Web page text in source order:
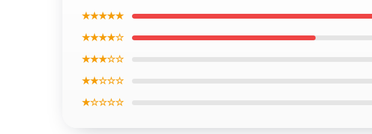
★★★★★
★★★★☆
★★★☆☆
★★☆☆☆
★☆☆☆☆